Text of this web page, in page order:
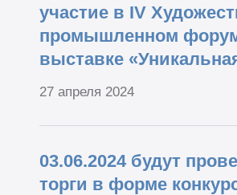
участие в IV
промышленном
выставке
27 апреля 2024
03.06.2024 будут
торги в форме